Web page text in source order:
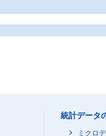
統計データ
ミクロ